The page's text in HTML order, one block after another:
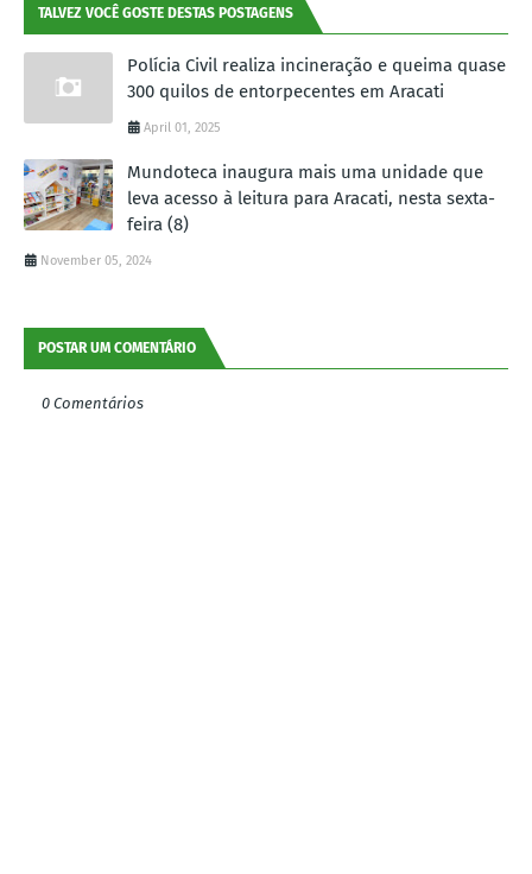
TALVEZ VOCÊ GOSTE DESTAS POSTAGENS
Polícia Civil realiza incineração e queima quase
300 quilos de entorpecentes em Aracati
April 01, 2025
Mundoteca inaugura mais uma unidade que
leva acesso à leitura para Aracati, nesta sexta-
feira (8)
November 05, 2024
POSTAR UM COMENTÁRIO
0 Comentários